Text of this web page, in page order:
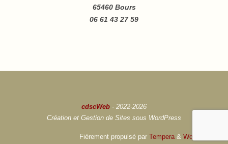
65460 Bours
06 61 43 27 59
cdscWeb - 2022-2026
Création et Gestion de Sites sous WordPress
Fièrement propulsé par Tempera & WordPress.